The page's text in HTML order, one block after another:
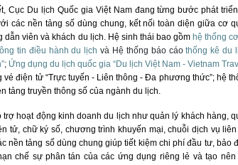
Cục Du lịch Quốc gia Việt Nam đang từng bước phát
các nền tảng số dùng chung, kết nối toàn diện giữa cơ
viên và khách du lịch. Hệ sinh thái bao gồm hệ thống
tin điều hành du lịch và Hệ thống báo cáothống kê du
; Ứng dụng du lịch quốc gia “Du lịch Việt Nam - Vietnam
điện tử “Trực tuyến - Liên thông - Đa phương thức”; hệ
tảng truyền thông số của ngành du lịch.
hoạt động kinh doanh du lịch như quản lý khách hàng,
tử, chữ ký số, chương trình khuyến mại, chuỗi dịch vụ liên
nền tảng số dùng chung giúp tiết kiệm chi phí đầu tư, bảo
chế sự phân tán của các ứng dụng riêng lẻ và tạo nên